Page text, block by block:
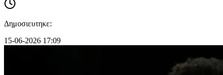
Δημοσιευτηκε:
15-06-2026 17:09